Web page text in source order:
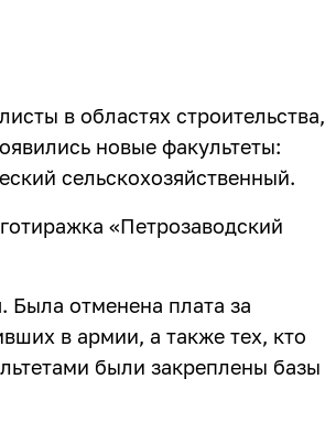
в областях строительства,
новые факультеты:
сельскохозяйственный.
«Петрозаводский
отменена плата за
в армии, а также тех, кто
были закреплены базы